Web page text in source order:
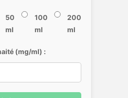
50
ml
100
ml
200
ml
(mg/ml) :